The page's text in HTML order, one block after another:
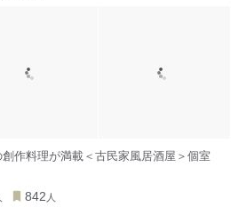
創作料理が満載＜古民家風居酒屋＞個室
842 人